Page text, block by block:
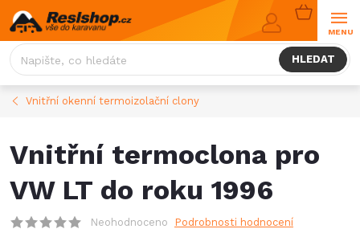
Přejít
na
obsah
HLEDAT
NÁKUPNÍ
KOŠÍK
Vnitřní okenní termoizolační clony
Vnitřní termoclona pro
VW LT do roku 1996
Neohodnoceno
Podrobnosti hodnocení